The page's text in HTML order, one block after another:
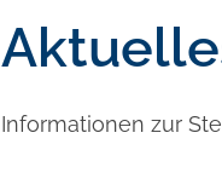
Informationen zur